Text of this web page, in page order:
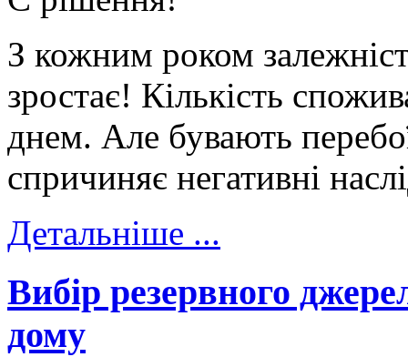
З кожним роком
зростає! Кількість
днем. Але бувають
спричиняє негативні
Детальніше ...
Вибір резервного
дому